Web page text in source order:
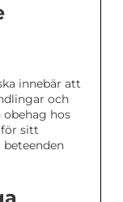
innebär att
och
obehag hos
för sitt
beteenden